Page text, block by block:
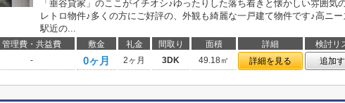
「垂谷貸家」のここがイチオシ♪ゆったりした落ち着きと懐かしい雰囲気
レトロ物件♪多くの方にご好評の、外観も綺麗な一戸建て物件です♪高ニー
駅近の...
管理費・共益費 敷金 礼金 間取り 面積 詳細
検討リ
- 0ヶ月 2ヶ月 3DK 49.18㎡ 詳細を見る 追加